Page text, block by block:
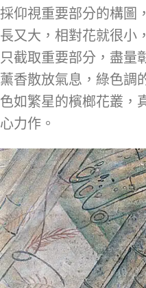
採仰視重要部分的構圖
長又大，相對花就很小
只截取重要部分，盡量
薰香散放氣息，綠色調
色如繁星的檳榔花叢，
心力作。